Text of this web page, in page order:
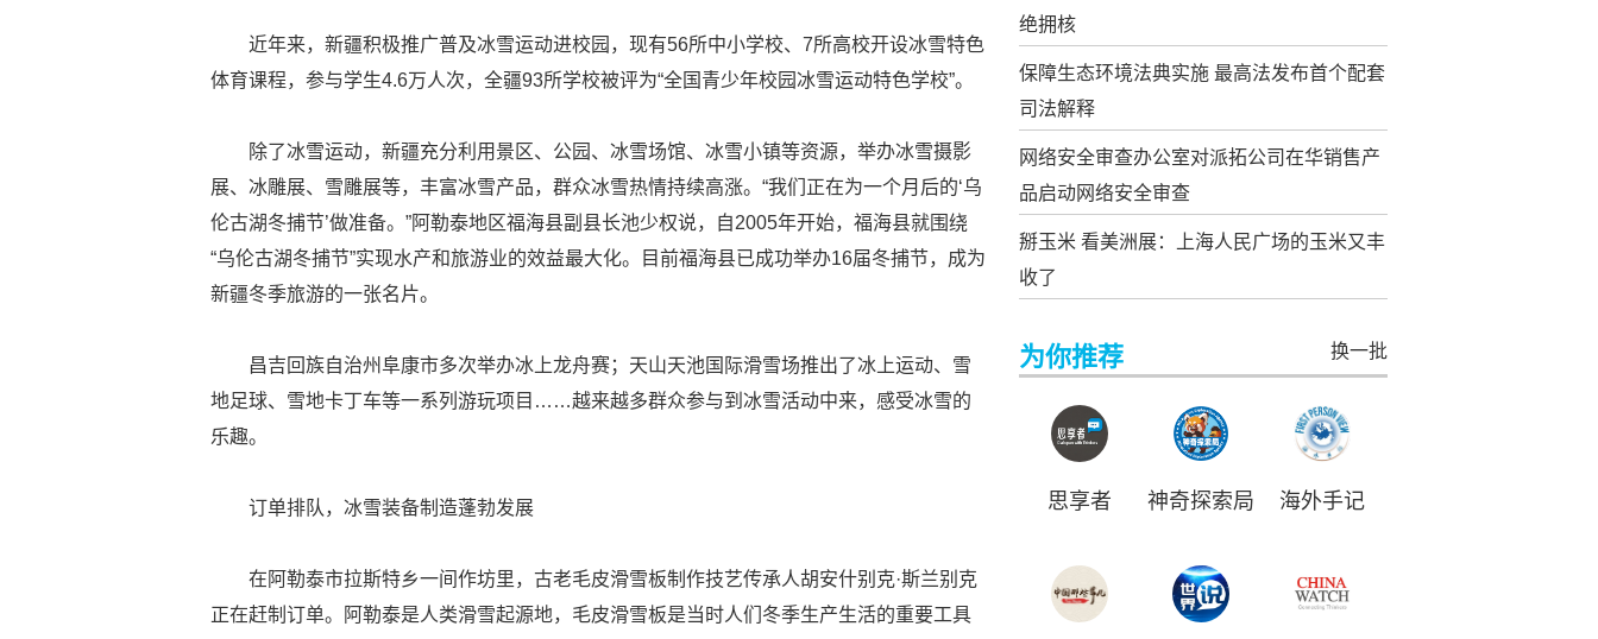
近年来，新疆积极推广普及冰雪运动进校园，现有56所中小学校、7所高校开设冰雪特色
体育课程，参与学生4.6万人次，全疆93所学校被评为“全国青少年校园冰雪运动特色学校”。
除了冰雪运动，新疆充分利用景区、公园、冰雪场馆、冰雪小镇等资源，举办冰雪摄影
展、冰雕展、雪雕展等，丰富冰雪产品，群众冰雪热情持续高涨。“我们正在为一个月后的‘乌
伦古湖冬捕节’做准备。”阿勒泰地区福海县副县长池少权说，自2005年开始，福海县就围绕
“乌伦古湖冬捕节”实现水产和旅游业的效益最大化。目前福海县已成功举办16届冬捕节，成为
新疆冬季旅游的一张名片。
昌吉回族自治州阜康市多次举办冰上龙舟赛；天山天池国际滑雪场推出了冰上运动、雪
地足球、雪地卡丁车等一系列游玩项目……越来越多群众参与到冰雪活动中来，感受冰雪的
乐趣。
订单排队，冰雪装备制造蓬勃发展
在阿勒泰市拉斯特乡一间作坊里，古老毛皮滑雪板制作技艺传承人胡安什别克·斯兰别克
正在赶制订单。阿勒泰是人类滑雪起源地，毛皮滑雪板是当时人们冬季生产生活的重要工具
绝拥核
保障生态环境法典实施 最高法发布首个配套
司法解释
网络安全审查办公室对派拓公司在华销售产
品启动网络安全审查
掰玉米 看美洲展：上海人民广场的玉米又丰
收了
为你推荐 换一批
思享者 神奇探索局 海外手记